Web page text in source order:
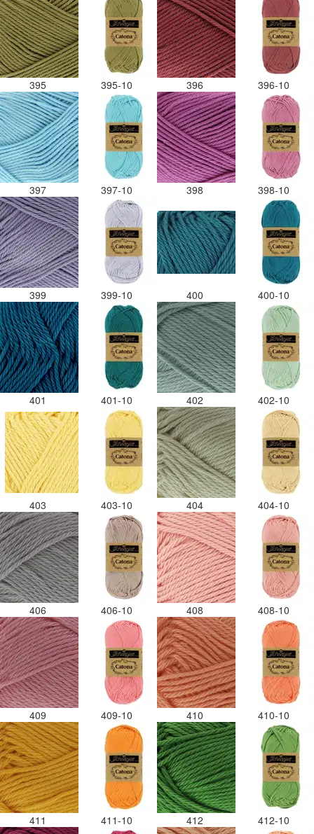
395 395-10 396 396-10
397 397-10 398 398-10
399 399-10 400 400-10
401 401-10 402 402-10
403 403-10 404 404-10
406 406-10 408 408-10
409 409-10 410 410-10
411 411-10 412 412-10